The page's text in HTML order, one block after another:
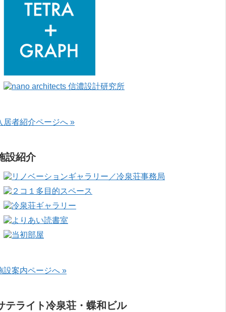
居者紹介ページへ »
設紹介
設案内ページへ »
テライト冷泉荘・蝶和ビル